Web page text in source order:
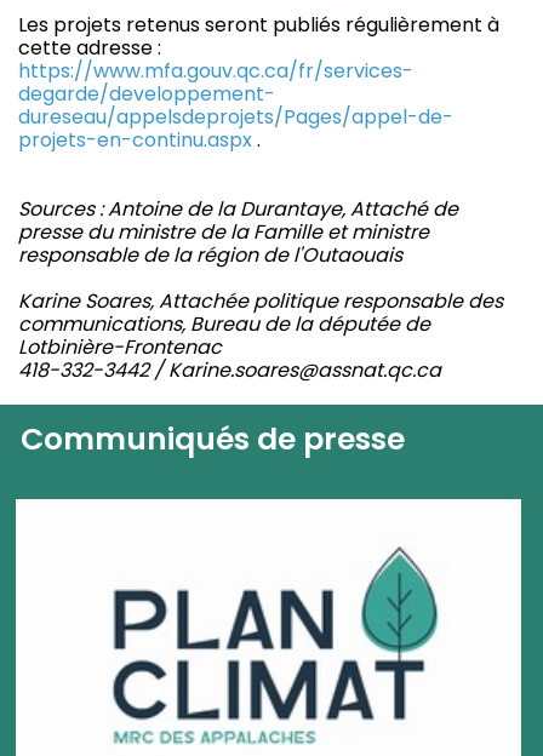
Les projets retenus seront publiés régulièrement à
cette adresse :
https://www.mfa.gouv.qc.ca/fr/services-
degarde/developpement-
dureseau/appelsdeprojets/Pages/appel-de-
projets-en-continu.aspx.
Sources : Antoine de la Durantaye, Attaché de
presse du ministre de la Famille et ministre
responsable de la région de l'Outaouais
Karine Soares, Attachée politique responsable des
communications, Bureau de la députée de
Lotbinière-Frontenac
418-332-3442 / Karine.soares@assnat.qc.ca
Communiqués de presse